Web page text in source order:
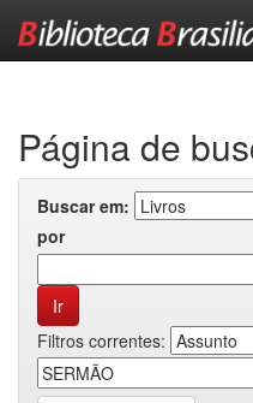
Página de
Buscar em:
por
Filtros correntes: